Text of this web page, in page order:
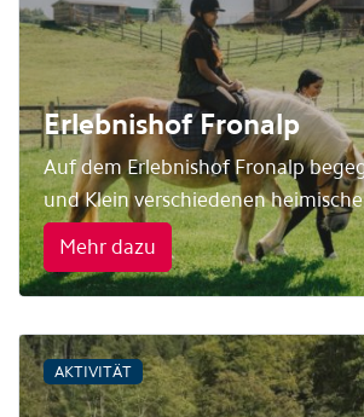
Erlebnishof Fronalp
Auf dem Erlebnishof Fronalp
und Klein verschiedenen
Mehr dazu
AKTIVITÄT